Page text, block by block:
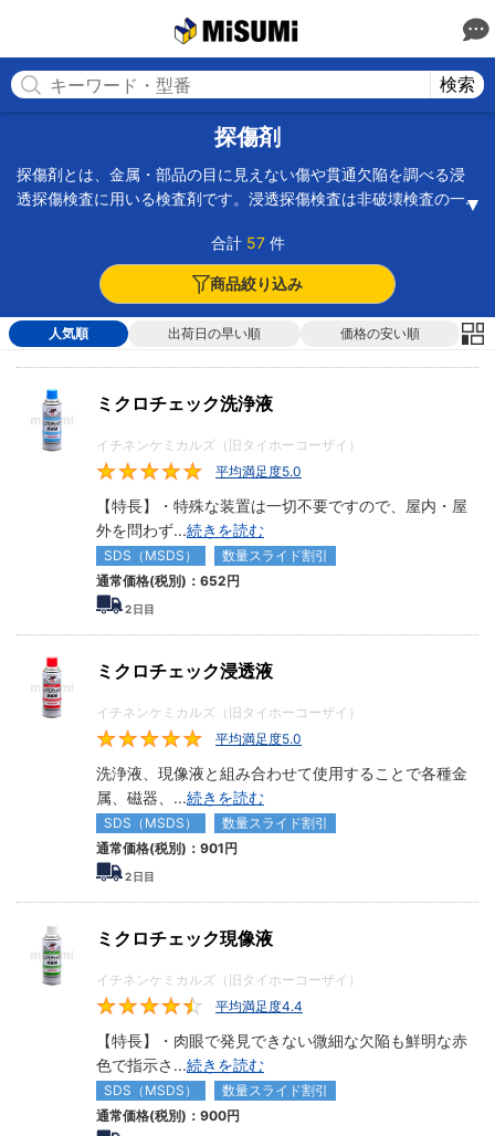
検索
探傷剤
探傷剤とは、金属・部品の目に見えない傷や貫通欠陥を調べる浸
透探傷検査に用いる検査剤です。浸透探傷検査は非破壊検査の一
る研磨割れや焼き割れ、タンクやボイラーの漏れ検査などで使用
されます。探傷剤には洗浄液・浸透液・現像液、また、スプレー
タイプと液体タイプがあります。洗浄液は浸透液を浸み込ませや
すくするため、塵や埃、油脂類などを取り除くために使用しま
す。浸透液には染色浸透液と蛍光浸透液があり、毛細管現象を利
用して傷の部分に浸透させます。現像液は傷に浸透していた浸透
液を浮上させ、目視による判別を可能にします。また蛍光浸透液
の場合は紫外線を照射して蛍光色を発し、傷の部分を確認しま
す。
合計 57件
商品絞り込み
人気順 出荷日の早い順 価格の安い順
ミクロチェック洗浄液
イチネンケミカルズ（旧タイホーコーザイ）
平均満足度5.0
【特長】・特殊な装置は一切不要ですので、屋内・屋
外を問わず...続きを読む
SDS（MSDS）
数量スライド割引
通常価格(税別)： 652円
2日目
ミクロチェック浸透液
イチネンケミカルズ（旧タイホーコーザイ）
平均満足度5.0
洗浄液、現像液と組み合わせて使用することで各種金
属、磁器、 ...続きを読む
SDS（MSDS）
数量スライド割引
通常価格(税別)： 901円
2日目
ミクロチェック現像液
イチネンケミカルズ（旧タイホーコーザイ）
平均満足度4.4
【特長】・肉眼で発見できない微細な欠陥も鮮明な赤
色で指示さ ...続きを読む
SDS（MSDS）
数量スライド割引
通常価格(税別)： 900円